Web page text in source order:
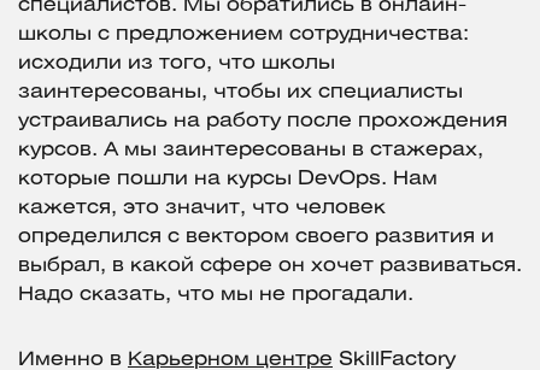
специалистов. Мы обратились в онлайн-
школы с предложением сотрудничества:
исходили из того, что школы
заинтересованы, чтобы их специалисты
устраивались на работу после прохождения
курсов. А мы заинтересованы в стажерах,
которые пошли на курсы DevOps. Нам
кажется, это значит, что человек
определился с вектором своего развития и
выбрал, в какой сфере он хочет развиваться.
Надо сказать, что мы не прогадали.
Именно в Карьерном центре SkillFactory